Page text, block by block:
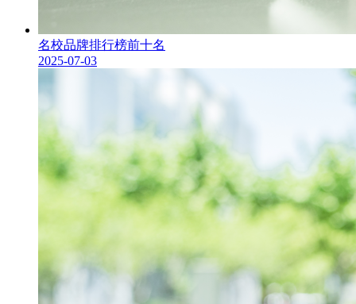
名校品牌排行榜前十名
2025-07-03